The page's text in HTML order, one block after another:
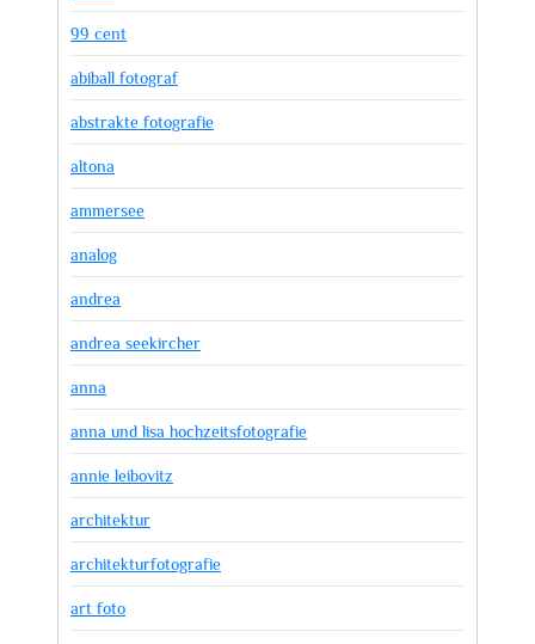
99 cent
abiball fotograf
abstrakte fotografie
altona
ammersee
analog
andrea
andrea seekircher
anna
anna und lisa hochzeitsfotografie
annie leibovitz
architektur
architekturfotografie
art foto